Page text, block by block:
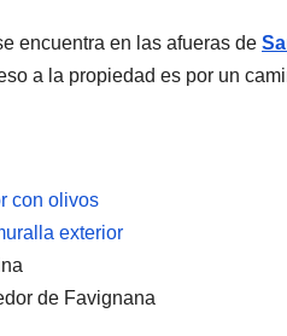
encuentra en las afueras de
a la propiedad es por un